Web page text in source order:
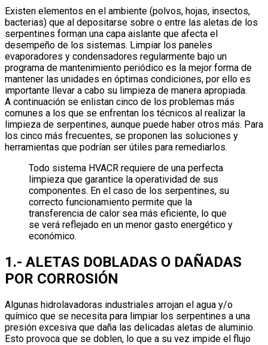
Existen elementos en el ambiente (polvos, hojas, insectos,
bacterias) que al depositarse sobre o entre las aletas de los
serpentines forman una capa aislante que afecta el
desempeño de los sistemas. Limpiar los paneles
evaporadores y condensadores regularmente bajo un
programa de mantenimiento periódico es la mejor forma de
mantener las unidades en óptimas condiciones, por ello es
importante llevar a cabo su limpieza de manera apropiada.
A continuación se enlistan cinco de los problemas más
comunes a los que se enfrentan los técnicos al realizar la
limpieza de serpentines, aunque puede haber otros más. Para
los cinco más frecuentes, se proponen las soluciones y
herramientas que podrían ser útiles para remediarlos.
Todo sistema HVACR requiere de una perfecta
limpieza que garantice la operatividad de sus
componentes. En el caso de los serpentines, su
correcto funcionamiento permite que la
transferencia de calor sea más eficiente, lo que
se verá reflejado en un menor gasto energético y
económico.
1.- ALETAS DOBLADAS O DAÑADAS
POR CORROSIÓN
Algunas hidrolavadoras industriales arrojan el agua y/o
químico que se necesita para limpiar los serpentines a una
presión excesiva que daña las delicadas aletas de aluminio.
Esto provoca que se doblen, lo que a su vez impide el flujo